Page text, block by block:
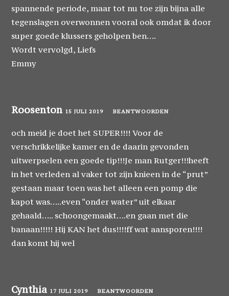
spannende periode, maar tot nu toe zijn bijna alle
tegenslagen overwonnen vooral ook omdat ik door
super goede klussers geholpen ben….
Wordt vervolgd, Liefs
Emmy
Roosenton 15 JULI 2019 BEANTWOORDEN
och meid je doet het SUPER!!!! Voor de
verschrikkelijke kamer en de daarin gevonden
uitwerpselen een goede tip!!!Je man Rutger!!!heeft
in het verleden al vaker tot zijn knieen in de “prut”
gestaan maar toen was het alleen een pomp die
kapot was…..even “onder water” uit elkaar
gehaald….. schoongemaakt….en gaan met die
banaan!!!!! Hij KAN het dus!!!!ff wat aansporen!!!!
dan komt hij wel
Cynthia 17 JULI 2019 BEANTWOORDEN